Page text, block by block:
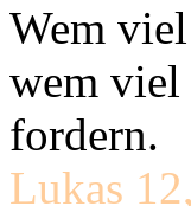
Wem
wem viel
fordern.
Lukas